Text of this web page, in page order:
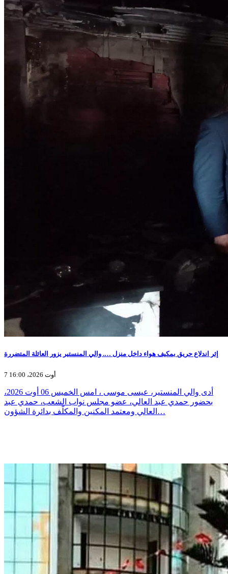
إثر اندلاع حريق بمكيف هواء داخل منزل …. والي المنستير يزور العائلة المتضررة
7 أوت 2026، 16:00
أدى والي المنستير، عيسى موسى ، امس الخميس 06 أوت 2026،
بحضور حمدي عبد العالي، عضو مجلس نواب الشعب، حمدي عبد
العالي ومعتمد المكنين والمكلّف بدائرة الشؤون…